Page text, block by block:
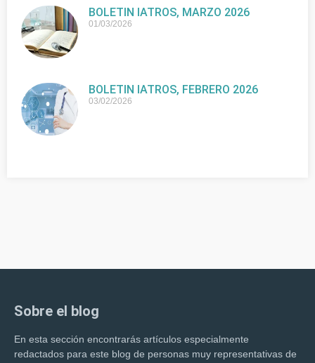
BOLETIN IATROS, MARZO 2026
01/03/2026
BOLETIN IATROS, FEBRERO 2026
03/02/2026
Sobre el blog
En esta sección encontrarás artículos especialmente
redactados para este blog de personas muy representativas de